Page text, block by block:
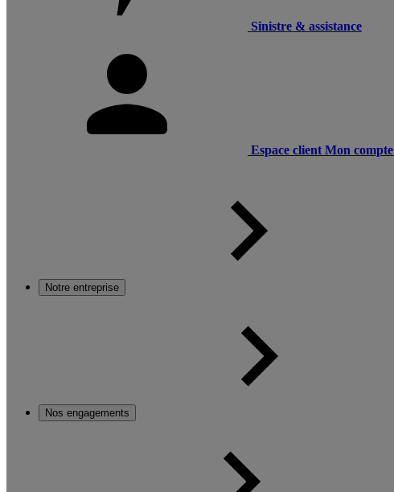
Sinistre & assistance
Espace client Mon compte
Notre entreprise
Nos engagements